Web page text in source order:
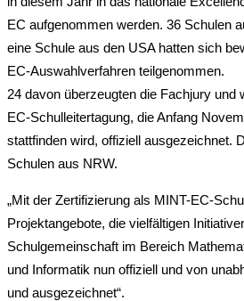
EC aufgenommen werden. 36 Schulen
eine Schule aus den USA hatten sich
EC-Auswahlverfahren teilgenommen.
24 davon überzeugten die Fachjury und
EC-Schulleitertagung, die Anfang
stattfinden wird, offiziell ausgezeichnet.
Schulen aus NRW.
„Mit der Zertifizierung als MINT-EC-
Projektangebote, die vielfältigen
Schulgemeinschaft im Bereich
und Informatik nun offiziell und von
und ausgezeichnet“.